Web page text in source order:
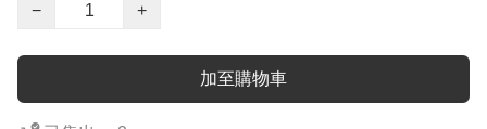
−
+
加至購物車